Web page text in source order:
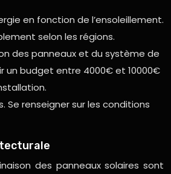
en fonction de l’ensoleillement.
selon les régions.
des panneaux et du système de
un budget entre 4000€ et 10000€
Se renseigner sur les conditions
des panneaux solaires sont